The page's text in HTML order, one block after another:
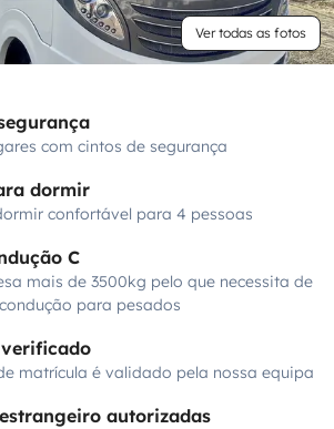
Ver todas as fotos
com cintos de segurança
dormir
confortável para 4 pessoas
C
mais de 3500kg pelo que necessita de
para pesados
matrícula é validado pela nossa equipa
autorizadas